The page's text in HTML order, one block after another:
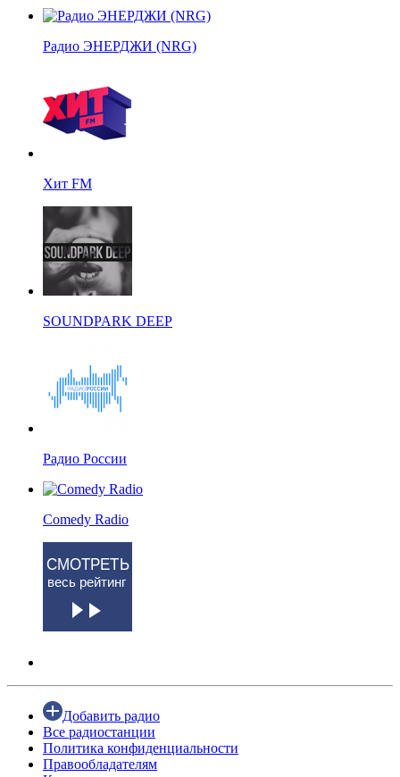
Радио ЭНЕРДЖИ (NRG)
Хит FM
SOUNDPARK DEEP
Радио России
Comedy Radio
СМОТРЕТЬ
весь рейтинг
Добавить радио
Все радиостанции
Политика конфиденциальности
Правообладателям